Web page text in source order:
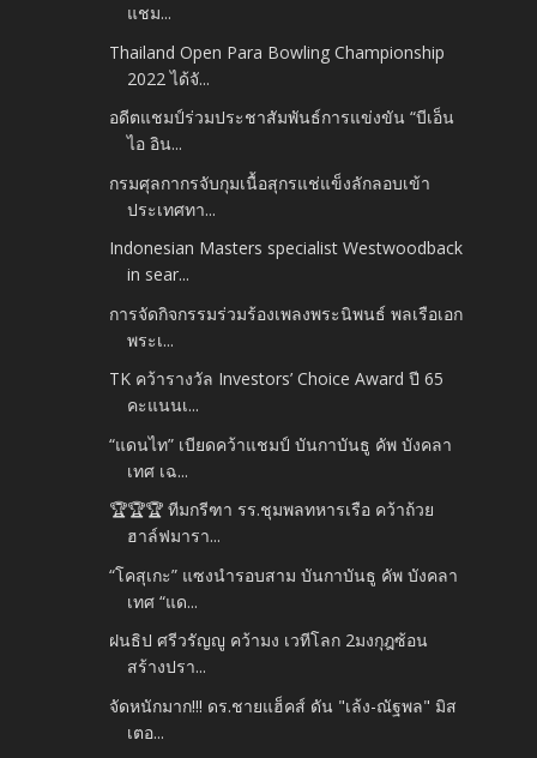
แชม...
Thailand Open Para Bowling Championship
2022 ได้จั...
อดีตแชมป์ร่วมประชาสัมพันธ์การแข่งขัน “บีเอ็น
ไอ อิน...
กรมศุลกากรจับกุมเนื้อสุกรแช่แข็งลักลอบเข้า
ประเทศทา...
Indonesian Masters specialist Westwoodback
in sear...
การจัดกิจกรรมร่วมร้องเพลงพระนิพนธ์ พลเรือเอก
พระเ...
TK คว้ารางวัล Investors’ Choice Award ปี 65
คะแนนเ...
“แดนไท” เบียดคว้าแชมป์ บันกาบันธู คัพ บังคลา
เทศ เฉ...
🏆🏆🏆 ทีมกรีฑา รร.ชุมพลทหารเรือ คว้าถ้วย
ฮาล์ฟมารา...
“โคสุเกะ” แซงนำรอบสาม บันกาบันธู คัพ บังคลา
เทศ “แด...
ฝนธิป ศรีวรัญญู คว้ามง เวทีโลก 2มงกุฎซ้อน
สร้างปรา...
จัดหนักมาก!!! ดร.ชายแฮ็คส์ ดัน "เล้ง-ณัฐพล" มิส
เตอ...